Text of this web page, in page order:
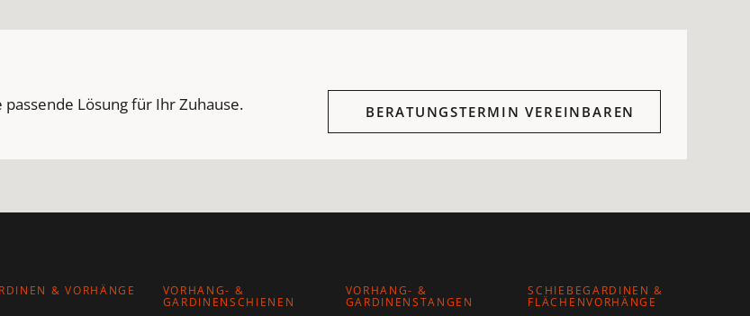
Lösung für Ihr Zuhause.
BERATUNGSTERMIN VEREINBAREN
& VORHÄNGE VORHANG- &
GARDINENSCHIENEN
VORHANG- &
GARDINENSTANGEN
SCHIEBEGARDINEN &
FLÄCHENVORHÄNGE